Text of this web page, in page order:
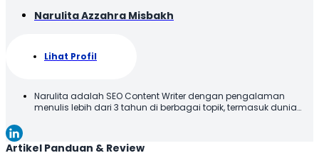
Narulita Azzahra Misbakh
Lihat Profil
Narulita adalah SEO Content Writer dengan pengalaman
menulis lebih dari 3 tahun di berbagai topik, termasuk dunia
kepada para pembaca. Terima kasih telah membaca karya
Artikel Panduan & Review